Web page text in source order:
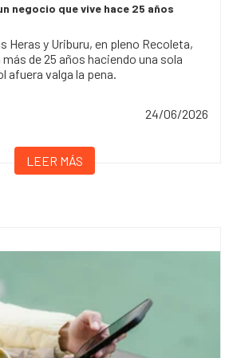
negocio que vive hace 25 años
Heras y Uriburu, en pleno Recoleta,
más de 25 años haciendo una sola
afuera valga la pena.
24/06/2026
LEER MÁS